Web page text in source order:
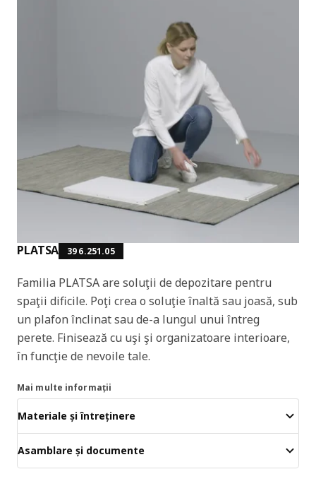
PLATSA 396.251.05
Familia PLATSA are soluţii de depozitare pentru
spaţii dificile. Poţi crea o soluţie înaltă sau joasă, sub
un plafon înclinat sau de-a lungul unui întreg
perete. Finisează cu uşi şi organizatoare interioare,
în funcţie de nevoile tale.
Mai multe informații
Materiale și întreținere
Asamblare și documente